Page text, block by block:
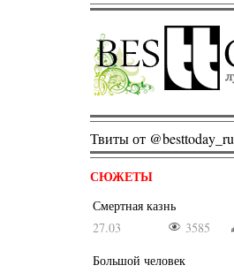
Твиты от @besttoday_ru
СЮЖЕТЫ
Смертная казнь
27.03
3585
Большой человек